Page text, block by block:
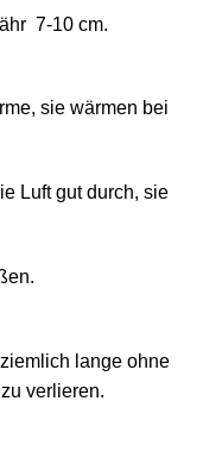
7-10 cm.
sie wärmen bei
Luft gut durch, sie
lange ohne
verlieren.